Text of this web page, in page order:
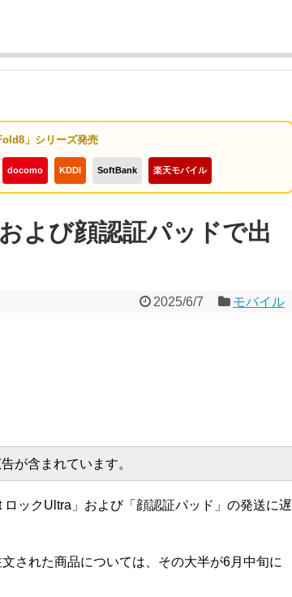
」シリーズ発売
docomo KDDI SoftBank 楽天モバイル
よび顔認証パッドで出
2025/6/7 モバイル
が含まれています。
ックUltra」および「顔認証パッド」の発送に遅
された商品については、その大半が6月中旬に